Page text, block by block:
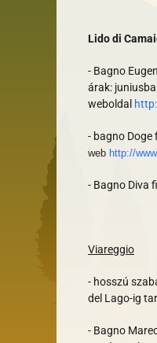
Lido di
- Bagno
árak:
weboldal
- bagno
web http://
- Bagno Diva
Viareggio
- hosszú
del Lago-ig
- Bagno